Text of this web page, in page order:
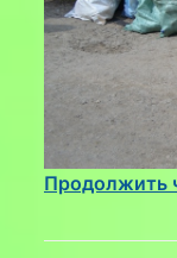
Продолжить